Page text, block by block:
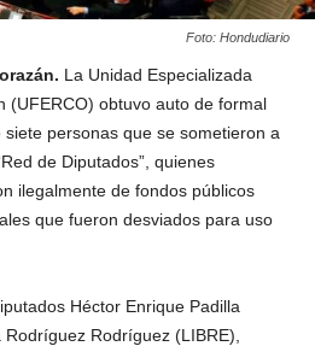
Foto: Hondudiario
La Unidad Especializada
(UFERCO) obtuvo auto de formal
personas que se sometieron a
de Diputados”, quienes
ilegalmente de fondos públicos
que fueron desviados para uso
Héctor Enrique Padilla
Rodríguez (LIBRE),